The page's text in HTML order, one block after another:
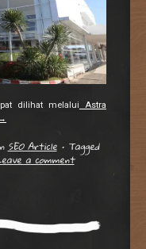
dilihat melalui Astra
→
SEO Article • Tagged
a comment